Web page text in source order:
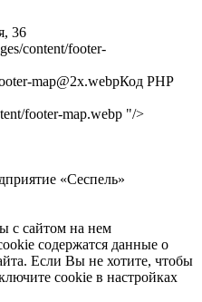
36
map@2x.webpКод PHP
footer-map.webp "/>
«Сеспель»
с сайтом на нем
содержатся данные о
Если Вы не хотите, чтобы
cookie в настройках